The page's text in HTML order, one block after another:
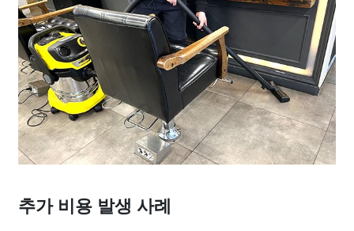
추가 비용 발생 사례